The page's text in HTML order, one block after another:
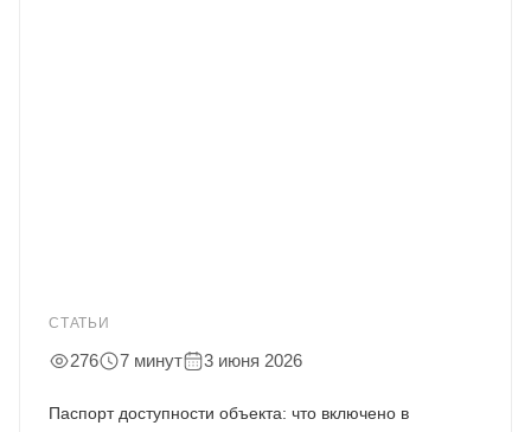
СТАТЬИ
276 7 минут 3 июня 2026
Паспорт доступности объекта: что включено в